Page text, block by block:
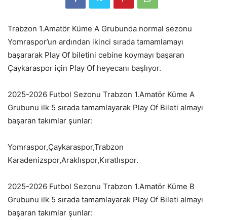
Trabzon 1.Amatör Küme A Grubunda normal sezonu
Yomraspor’un ardından ikinci sırada tamamlamayı
başararak Play Of biletini cebine koymayı başaran
Çaykaraspor için Play Of heyecanı başlıyor.
2025-2026 Futbol Sezonu Trabzon 1.Amatör Küme A
Grubunu ilk 5 sırada tamamlayarak Play Of Bileti almayı
başaran takımlar şunlar:
Yomraspor,Çaykaraspor,Trabzon
Karadenizspor,Araklıspor,Kıratlıspor.
2025-2026 Futbol Sezonu Trabzon 1.Amatör Küme B
Grubunu ilk 5 sırada tamamlayarak Play Of Bileti almayı
başaran takımlar şunlar: